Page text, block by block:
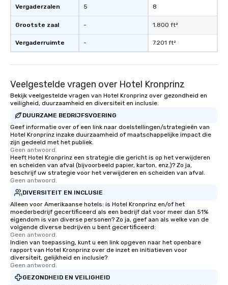
Vergaderzalen
Grootste zaal
Vergaderruimte
5
-
-
8
1.800 ft²
7.201 ft²
Veelgestelde vragen over Hotel Kronprinz
Bekijk veelgestelde vragen van Hotel Kronprinz over gezondheid en
veiligheid, duurzaamheid en diversiteit en inclusie.
DUURZAME BEDRIJFSVOERING
Geef informatie over of een link naar doelstellingen/strategieën van
Hotel Kronprinz inzake duurzaamheid of maatschappelijke impact die
zijn gedeeld met het publiek.
Geen antwoord.
Heeft Hotel Kronprinz een strategie die gericht is op het verwijderen
en scheiden van afval (bijvoorbeeld papier, karton, enz.)? Zo ja,
beschrijf uw strategie voor het verwijderen en scheiden van afval.
Geen antwoord.
DIVERSITEIT EN INCLUSIE
Alleen voor Amerikaanse hotels: is Hotel Kronprinz en/of het
moederbedrijf gecertificeerd als een bedrijf dat voor meer dan 51%
eigendom is van diverse personen? Zo ja, geef aan als welke van de
volgende diverse bedrijven u bent gecertificeerd:
Geen antwoord.
Indien van toepassing, kunt u een link opgeven naar het openbare
rapport van Hotel Kronprinz over de inzet en initiatieven voor
diversiteit, gelijkheid en inclusie?
Geen antwoord.
GEZONDHEID EN VEILIGHEID